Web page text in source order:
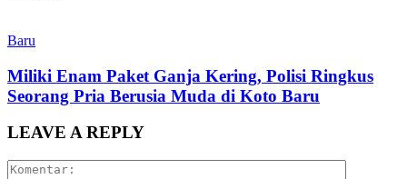
Baru
Miliki Enam Paket Ganja Kering, Polisi Ringkus
Seorang Pria Berusia Muda di Koto Baru
LEAVE A REPLY